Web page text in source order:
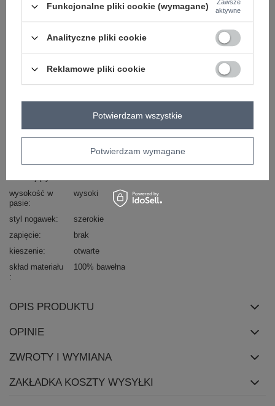
Masz pytanie? Chętnie pomożemy.
styl boho casual
codzienne
materiał
bawełna
wysokość w
pasie
wysoki
styl nogawek
szerokie
zapięcie
brak
kieszenie
otwarte
skład materiału
100% bawełna
OPIS PRODUKTU
OPINIE
ZWROTY I WYMIANA
ZAKŁADKA KOSZTY WYSYŁKI
Funkcjonalne pliki cookie (wymagane)
Zawsze
aktywne
Analityczne pliki cookie
Reklamowe pliki cookie
Potwierdzam wymagane
Potwierdzam wszystkie